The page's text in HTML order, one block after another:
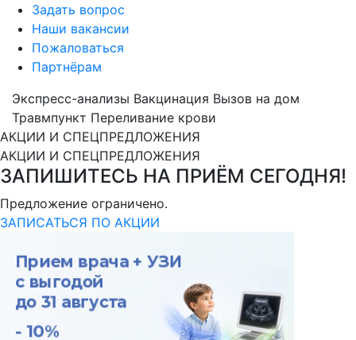
Задать вопрос
Наши вакансии
Пожаловаться
Партнёрам
Экспресс-анализы Вакцинация Вызов на дом
Травмпункт Переливание крови
АКЦИИ И СПЕЦПРЕДЛОЖЕНИЯ
АКЦИИ И СПЕЦПРЕДЛОЖЕНИЯ
ЗАПИШИТЕСЬ НА ПРИЁМ СЕГОДНЯ!
Предложение ограничено.
ЗАПИСАТЬСЯ ПО АКЦИИ